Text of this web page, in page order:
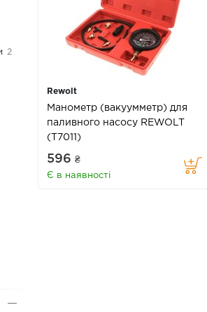
2
Rewolt
Манометр (вакуумметр) для
паливного насосу REWOLT
(T7011)
596 ₴
Є в наявності